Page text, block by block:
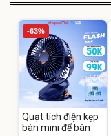
-63%
Quạt tích điện kẹp
bàn mini để bàn